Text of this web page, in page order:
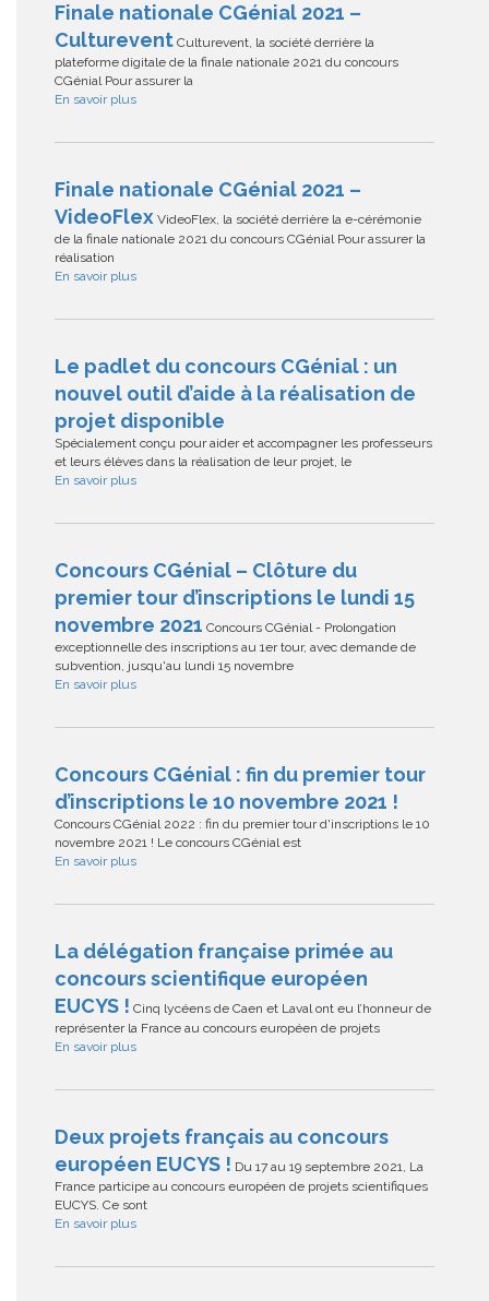
Finale nationale CGénial 2021 –
Culturevent Culturevent, la société derrière la
plateforme digitale de la finale nationale 2021 du concours
CGénial Pour assurer la
En savoir plus
Finale nationale CGénial 2021 –
VideoFlex VideoFlex, la société derrière la e-cérémonie
de la finale nationale 2021 du concours CGénial Pour assurer la
réalisation
En savoir plus
Le padlet du concours CGénial : un
nouvel outil d’aide à la réalisation de
projet disponible
Spécialement conçu pour aider et accompagner les professeurs
et leurs élèves dans la réalisation de leur projet, le
En savoir plus
Concours CGénial – Clôture du
premier tour d’inscriptions le lundi 15
novembre 2021 Concours CGénial - Prolongation
exceptionnelle des inscriptions au 1er tour, avec demande de
subvention, jusqu'au lundi 15 novembre
En savoir plus
Concours CGénial : fin du premier tour
d’inscriptions le 10 novembre 2021 !
Concours CGénial 2022 : fin du premier tour d'inscriptions le 10
novembre 2021 ! Le concours CGénial est
En savoir plus
La délégation française primée au
concours scientifique européen
EUCYS ! Cinq lycéens de Caen et Laval ont eu l’honneur de
représenter la France au concours européen de projets
En savoir plus
Deux projets français au concours
européen EUCYS ! Du 17 au 19 septembre 2021, La
France participe au concours européen de projets scientifiques
EUCYS. Ce sont
En savoir plus